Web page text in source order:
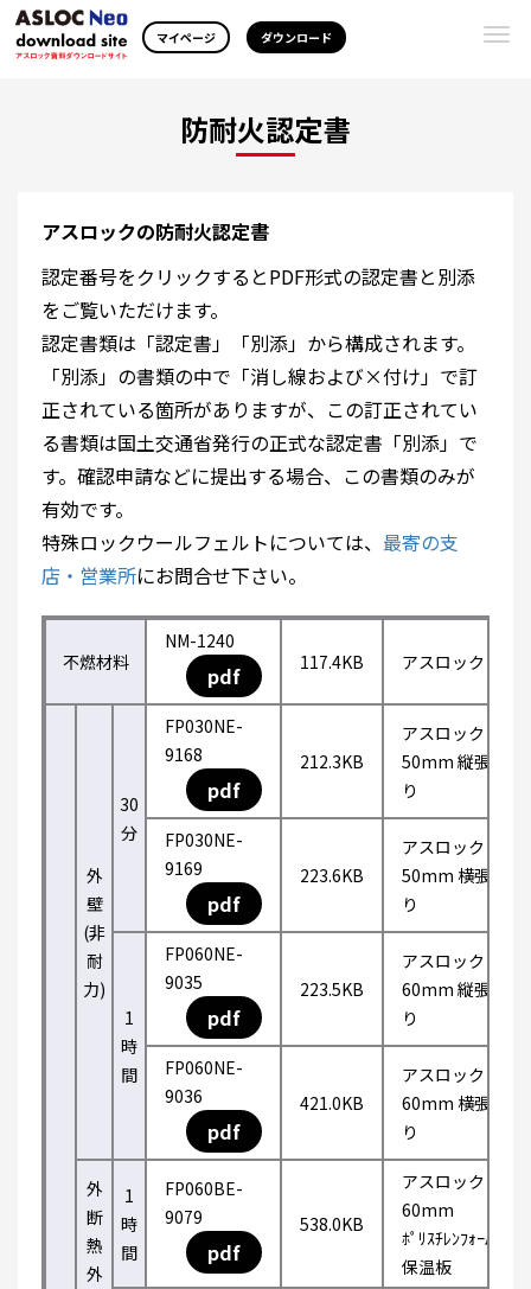
マイページ ダウンロード
防耐火認定書
アスロックの防耐火認定書
認定番号をクリックするとPDF形式の認定書と別添
をご覧いただけます。
認定書類は「認定書」「別添」から構成されます。
「別添」の書類の中で「消し線および×付け」で訂
正されている箇所がありますが、この訂正されてい
る書類は国土交通省発行の正式な認定書「別添」で
す。確認申請などに提出する場合、この書類のみが
有効です。
特殊ロックウールフェルトについては、 最寄の支
店・営業所にお問合せ下さい。
不燃材料
NM-1240
pdf 117.4KB アスロック
外
壁
(非
耐
力)
30
分
FP030NE-
9168
pdf
212.3KB
アスロック
50mm 縦張
り
FP030NE-
9169
pdf
223.6KB
アスロック
50mm 横張
り
1
時
間
FP060NE-
9035
pdf
223.5KB
アスロック
60mm 縦張
り
FP060NE-
9036
pdf
421.0KB
アスロック
60mm 横張
り
外
断
熱
外
1
時
間
FP060BE-
9079
pdf
538.0KB
アスロック
60mm
ﾎﾟﾘｽﾁﾚﾝﾌｫｰﾑ
保温板